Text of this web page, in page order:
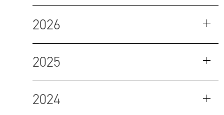
2026
2025
2024